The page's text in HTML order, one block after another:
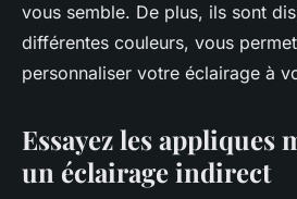
vous semble. De plus, ils sont
différentes couleurs, vous
personnaliser votre éclairage à
Essayez les appliques
un éclairage indirect